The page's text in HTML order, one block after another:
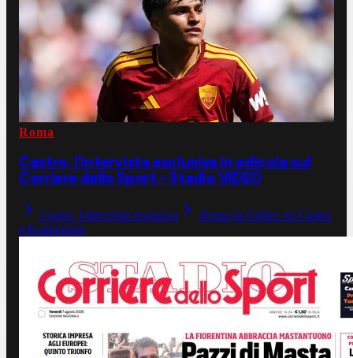
Roma
Castro, l'intervista esclusiva in edicola sul
Corriere dello Sport - Stadio VIDEO
Castro, l'intervista esclusiva
Roma in Galles: da Castro
a Koulierakis